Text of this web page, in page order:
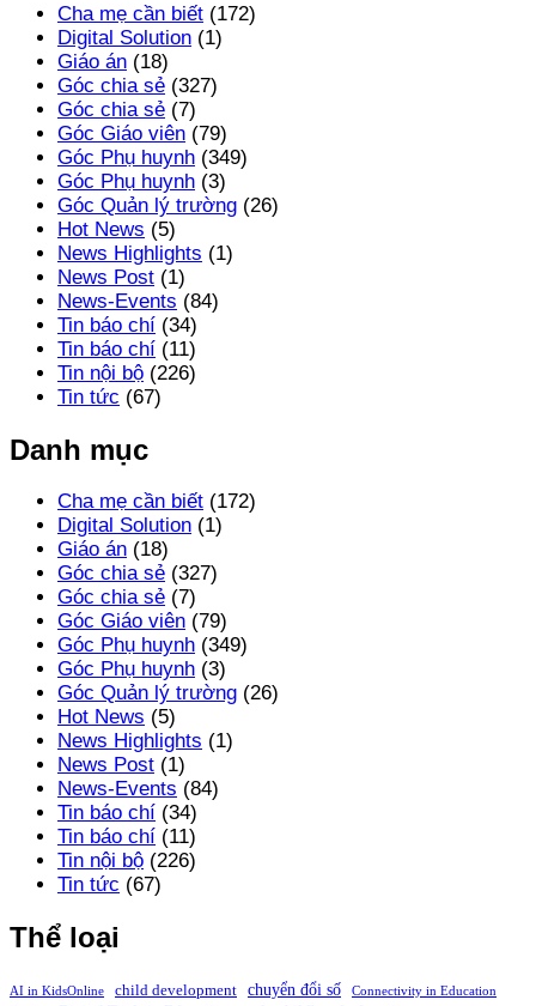
Cha mẹ cần biết (172)
Digital Solution (1)
Giáo án (18)
Góc chia sẻ (327)
Góc chia sẻ (7)
Góc Giáo viên (79)
Góc Phụ huynh (349)
Góc Phụ huynh (3)
Góc Quản lý trường (26)
Hot News (5)
News Highlights (1)
News Post (1)
News-Events (84)
Tin báo chí (34)
Tin báo chí (11)
Tin nội bộ (226)
Tin tức (67)
Danh mục
Cha mẹ cần biết (172)
Digital Solution (1)
Giáo án (18)
Góc chia sẻ (327)
Góc chia sẻ (7)
Góc Giáo viên (79)
Góc Phụ huynh (349)
Góc Phụ huynh (3)
Góc Quản lý trường (26)
Hot News (5)
News Highlights (1)
News Post (1)
News-Events (84)
Tin báo chí (34)
Tin báo chí (11)
Tin nội bộ (226)
Tin tức (67)
Thể loại
AI in KidsOnline child development chuyển đổi số
Connectivity in Education